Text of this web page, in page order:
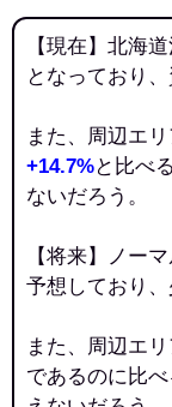
【現在】北海
となっており
また、周辺エ
+14.7%と比べ
ないだろう。
【将来】ノー
予想しており、
また、周辺エ
であるのに比